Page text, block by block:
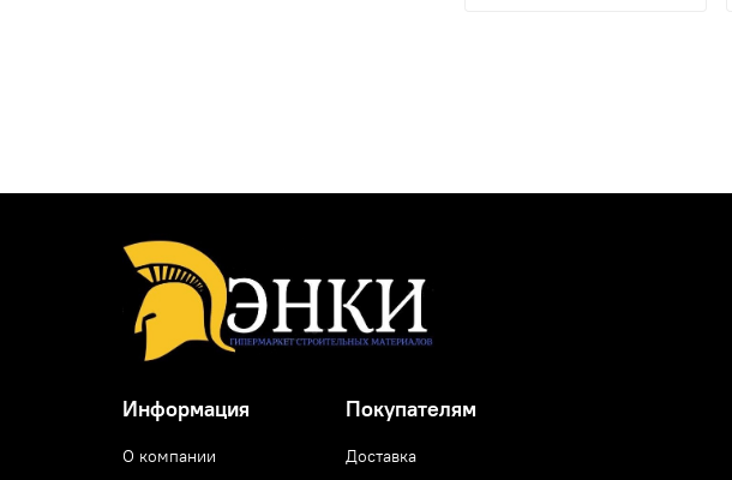
Информация
О компании
Покупателям
Доставка